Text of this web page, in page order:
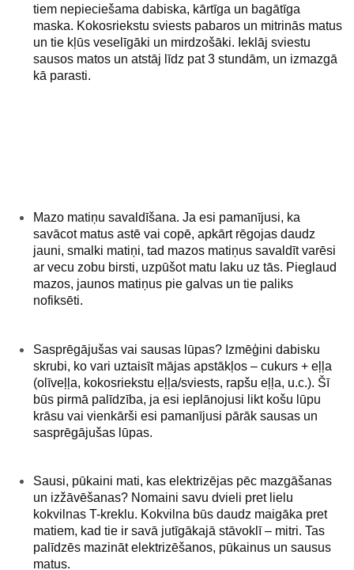
tiem nepieciešama dabiska, kārtīga un bagātīga
maska. Kokosriekstu sviests pabaros un mitrinās matus
un tie kļūs veselīgāki un mirdzošāki. Ieklāj sviestu
sausos matos un atstāj līdz pat 3 stundām, un izmazgā
kā parasti.
Mazo matiņu savaldīšana. Ja esi pamanījusi, ka
savācot matus astē vai copē, apkārt rēgojas daudz
jauni, smalki matiņi, tad mazos matiņus savaldīt varēsi
ar vecu zobu birsti, uzpūšot matu laku uz tās. Pieglaud
mazos, jaunos matiņus pie galvas un tie paliks
nofiksēti.
Sasprēgājušas vai sausas lūpas? Izmēģini dabisku
skrubi, ko vari uztaisīt mājas apstākļos – cukurs + eļļa
(olīveļļa, kokosriekstu eļļa/sviests, rapšu eļļa, u.c.). Šī
būs pirmā palīdzība, ja esi ieplānojusi likt košu lūpu
krāsu vai vienkārši esi pamanījusi pārāk sausas un
sasprēgājušas lūpas.
Sausi, pūkaini mati, kas elektrizējas pēc mazgāšanas
un izžāvēšanas? Nomaini savu dvieli pret lielu
kokvilnas T-kreklu. Kokvilna būs daudz maigāka pret
matiem, kad tie ir savā jutīgākajā stāvoklī – mitri. Tas
palīdzēs mazināt elektrizēšanos, pūkainus un sausus
matus.